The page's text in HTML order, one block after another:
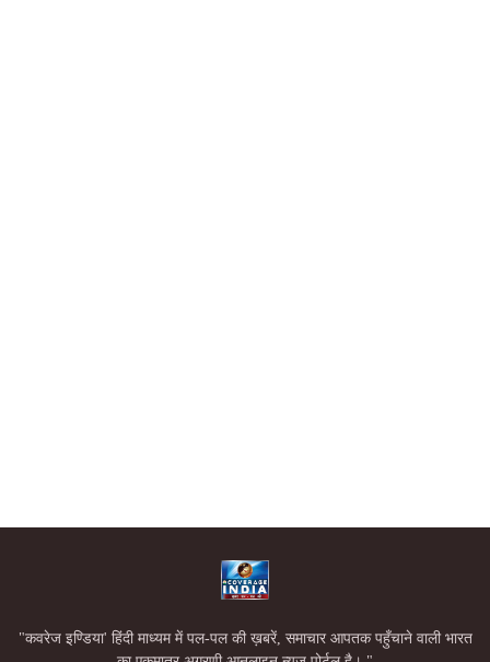
"कवरेज इण्डिया' हिंदी माध्यम में पल-पल की ख़बरें, समाचार आपतक पहुँचाने वाली भारत